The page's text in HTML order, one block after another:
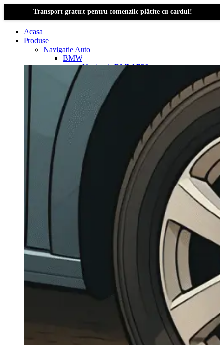
Transport gratuit pentru comenzile plătite cu cardul!
Acasa
Produse
Navigatie Auto
BMW
Navigație BMW E39
Navigatie Bmw E46
Navigatie Bmw E87
Navigatie Bmw E90
Navigatie Bmw E91
Navigatie Bmw F10
Navigatie Bmw F30
Navigatie Bmw Seria 1 E87
Navigatie Bmw X1
Navigatie Bmw X1 E84
Navigatie BMW X3
Navigatie BMW X3 E83
Navigatie BMW X3 f25
Dacia Logan
Navigație Dacia Logan 1 (2004–2012)
Navigație Dacia Logan 2 (2012–2020)
Navigație Dacia Logan 3 (2020–Prezent)
Navigatie Audi A4 B7
Navigatie Audi A4 B8
Navigatie Audi A5
Navigatie Audi A6 C5
Navigatie Audi A6 C6
Navigatie Audi A6 C7
Navigatie Audi Q5